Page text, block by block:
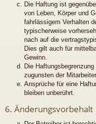
Die Haftung ist
von Leben, Körper und
fahrlässigem Verhalten
typischerweise
nach auf die
Dies gilt auch für
Gewinn.
Die
zugunsten der
Ansprüche für eine
bleiben unberührt.
6. Änderungsvorbehalt